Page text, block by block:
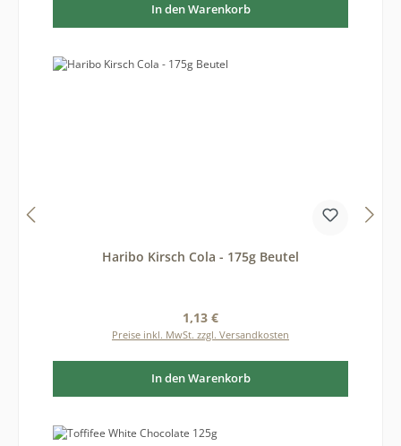
In den Warenkorb
Haribo Kirsch Cola - 175g Beutel
Regulärer Preis:
1,13 €
Preise inkl. MwSt. zzgl. Versandkosten
In den Warenkorb